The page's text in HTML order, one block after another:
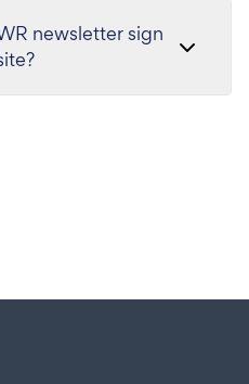
newsletter sign